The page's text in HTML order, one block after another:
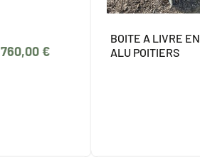
760,00 €
BOITE A LIVRE EN
ALU POITIERS